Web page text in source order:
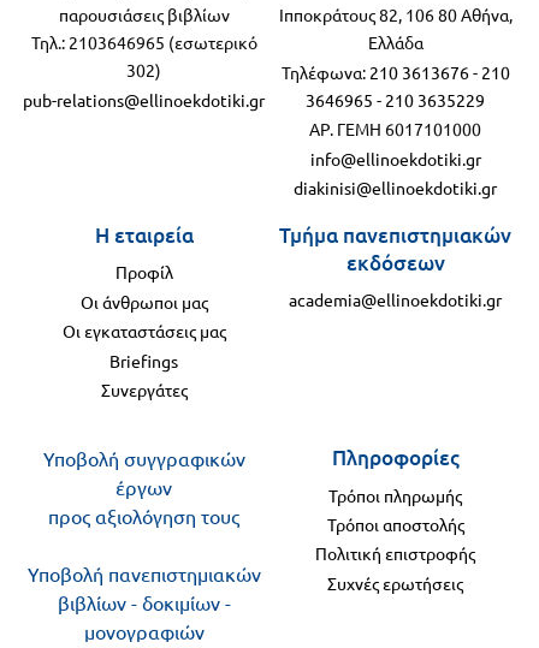
Ιπποκράτους 82, 106 80 Αθήνα,
Ελλάδα
Τηλέφωνα: 210 3613676- 210
3646965 - 210 3635229
ΑΡ. ΓΕΜΗ 6017101000
info@ellinoekdotiki.gr
diakinisi@ellinoekdotiki.gr
Η εταιρεία
Προφίλ
Οι άνθρωποι μας
Οι εγκαταστάσεις μας
Briefings
Συνεργάτες
παρουσιάσεις βιβλίων
Τηλ.: 2103646965 (εσωτερικό
302)
pub-relations@ellinoekdotiki.gr
Τμήμα πανεπιστημιακών
εκδόσεων
academia@ellinoekdotiki.gr
Πληροφορίες
Τρόποι πληρωμής
Τρόποι αποστολής
Πολιτική επιστροφής
Συχνές ερωτήσεις
Υποβολή συγγραφικών
έργων
προς αξιολόγηση τους
Υποβολή πανεπιστημιακών
βιβλίων - δοκιμίων -
μονογραφιών